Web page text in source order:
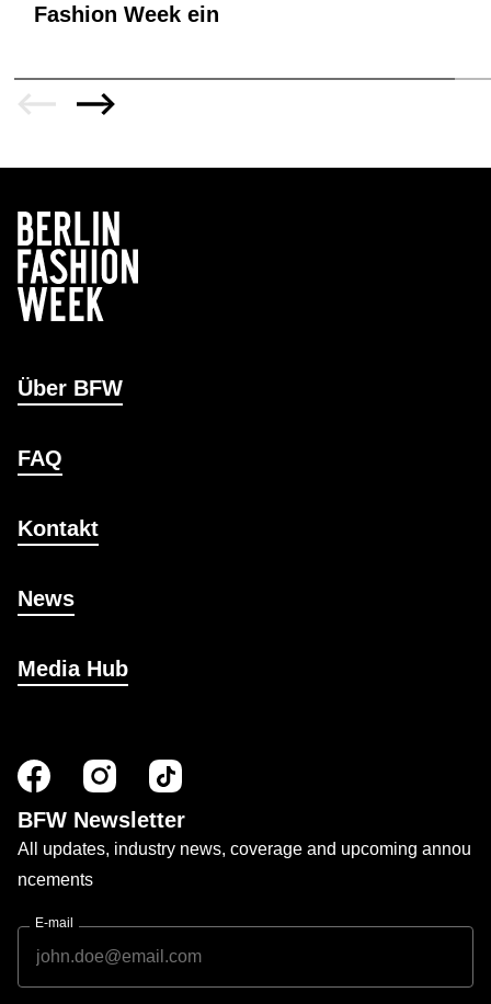
Fashion Week ein
Über BFW
FAQ
Kontakt
News
Media Hub
BFW Newsletter
All updates, industry news, coverage and upcoming annou
ncements
E-mail